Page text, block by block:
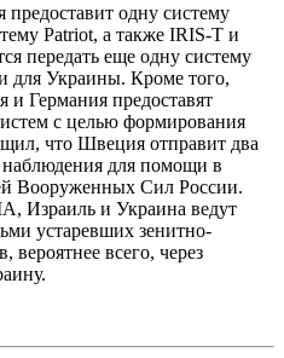
одну систему
Patriot, а также IRIS-T и
передать еще одну систему
для Украины. Кроме того,
Германия предоставят
с целью формирования
что Швеция отправит два
наблюдения для помощи в
Вооруженных Сил России.
Израиль и Украина ведут
устаревших зенитно-
вероятнее всего, через